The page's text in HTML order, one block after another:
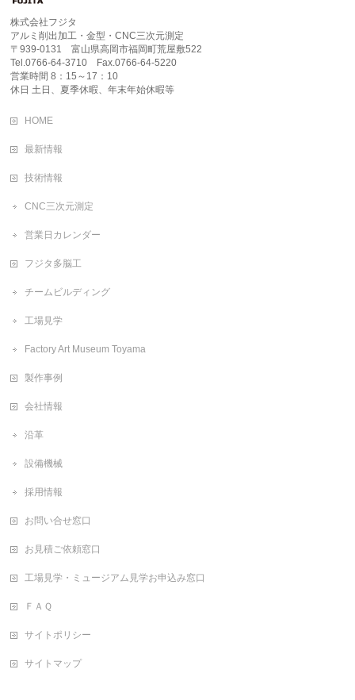
株式会社フジタ
アルミ削出加工・金型・CNC三次元測定
〒939-0131 富山県高岡市福岡町荒屋敷522
Tel.0766-64-3710 Fax.0766-64-5220
営業時間 8：15～17：10
休日 土日、夏季休暇、年末年始休暇等
HOME
最新情報
技術情報
CNC三次元測定
営業日カレンダー
フジタ多脳工
チームビルディング
工場見学
Factory Art Museum Toyama
製作事例
会社情報
沿革
設備機械
採用情報
お問い合せ窓口
お見積ご依頼窓口
工場見学・ミュージアム見学お申込み窓口
ＦＡＱ
サイトポリシー
サイトマップ